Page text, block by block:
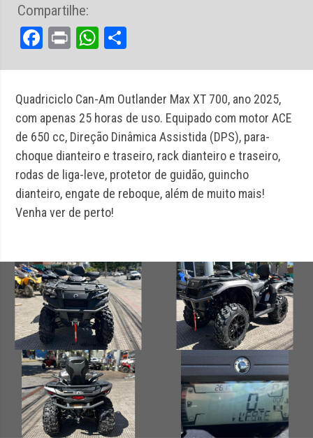
Quadriciclo Can-Am Outlander Max XT 700, ano 2025,
com apenas 25 horas de uso. Equipado com motor ACE
de 650 cc, Direção Dinâmica Assistida (DPS), para-
choque dianteiro e traseiro, rack dianteiro e traseiro,
rodas de liga-leve, protetor de guidão, guincho
dianteiro, engate de reboque, além de muito mais!
Venha ver de perto!
Compartilhe:
Facebook
PrintWhatsApp